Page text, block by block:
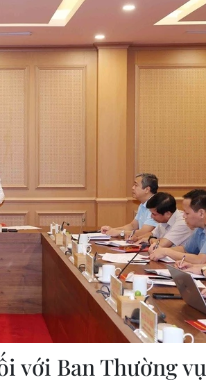
với Ban Thường vụ